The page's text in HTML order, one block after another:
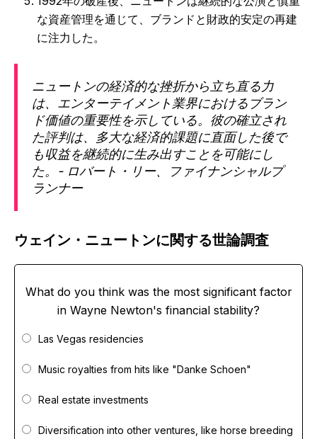
な資産管理を通じて、ブランドと財政的安定の再建
に注力した。
ニュートンの経済的な挫折から立ち直る力
は、エンターテイメント業界におけるブラン
ド価値の重要性を示している。彼の確立され
た評判は、多大な経済的課題に直面した後で
も収益を継続的に生み出すことを可能にし
た。- ロバート・リー、ファイナンシャルプ
ランナー
ウェイン・ニュートンに関する世論調査
What do you think was the most significant factor
in Wayne Newton's financial stability?
Las Vegas residencies
Music royalties from hits like "Danke Schoen"
Real estate investments
Diversification into other ventures, like horse breeding